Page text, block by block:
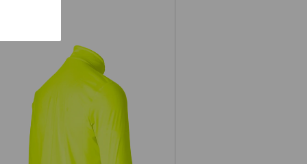
funk.pullover, lange ærmer